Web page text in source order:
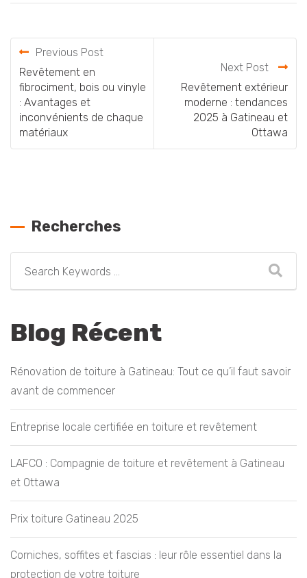
Previous Post
Revêtement en
fibrociment, bois ou vinyle
: Avantages et
inconvénients de chaque
matériaux
Next Post
Revêtement extérieur
moderne : tendances
2025 à Gatineau et
Ottawa
Recherches
Blog Récent
Rénovation de toiture à Gatineau: Tout ce qu’il faut savoir
avant de commencer
Entreprise locale certifiée en toiture et revêtement
LAFCO : Compagnie de toiture et revêtement à Gatineau
et Ottawa
Prix toiture Gatineau 2025
Corniches, soffites et fascias : leur rôle essentiel dans la
protection de votre toiture